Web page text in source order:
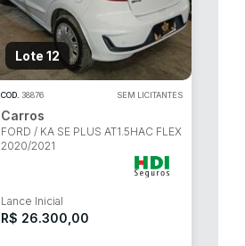
Lote 12
COD. 38876 SEM LICITANTES
Carros
FORD / KA SE PLUS AT1.5HAC FLEX
2020/2021
Lance Inicial
R$ 26.300,00